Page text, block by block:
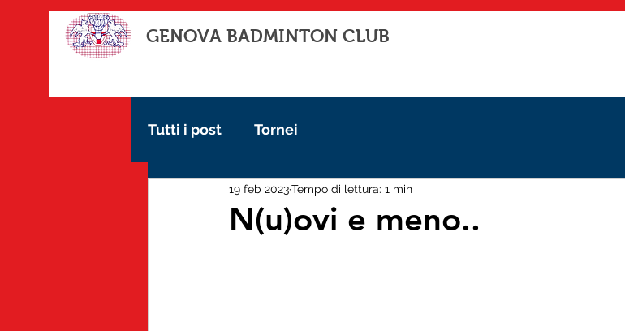
GENOVA BADMINTON CLUB
Tutti i post Tornei
N(u)ovi e meno..
19 feb 2023Tempo di lettura: 1 min